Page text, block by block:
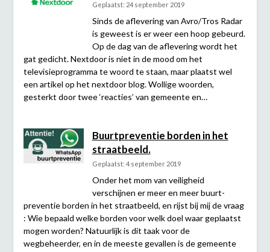
Geplaatst: 24 september 2019
Sinds de aflevering van Avro/Tros Radar
is geweest is er weer een hoop gebeurd.
Op de dag van de aflevering wordt het
gat gedicht. Nextdoor is niet in de mood om het
televisieprogramma te woord te staan, maar plaatst wel
een artikel op het nextdoor blog. Wollige woorden,
gesterkt door twee ‘reacties’ van gemeente en…
Buurtpreventie borden in het
straatbeeld.
Geplaatst: 4 september 2019
Onder het mom van veiligheid
verschijnen er meer en meer buurt-
preventie borden in het straatbeeld, en rijst bij mij de vraag
: Wie bepaald welke borden voor welk doel waar geplaatst
mogen worden? Natuurlijk is dit taak voor de
wegbeheerder, en in de meeste gevallen is de gemeente